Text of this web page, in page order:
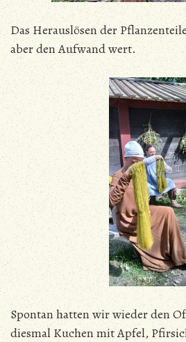
Das Herauslösen der
aber den Aufwand wert.
Spontan hatten wir wieder den
diesmal Kuchen mit Apfel,